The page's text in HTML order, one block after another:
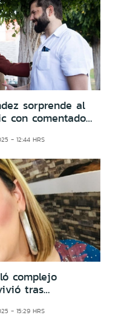
sorprende al
con comentado
- 12:44 HRS
complejo
tras
- 15:29 HRS